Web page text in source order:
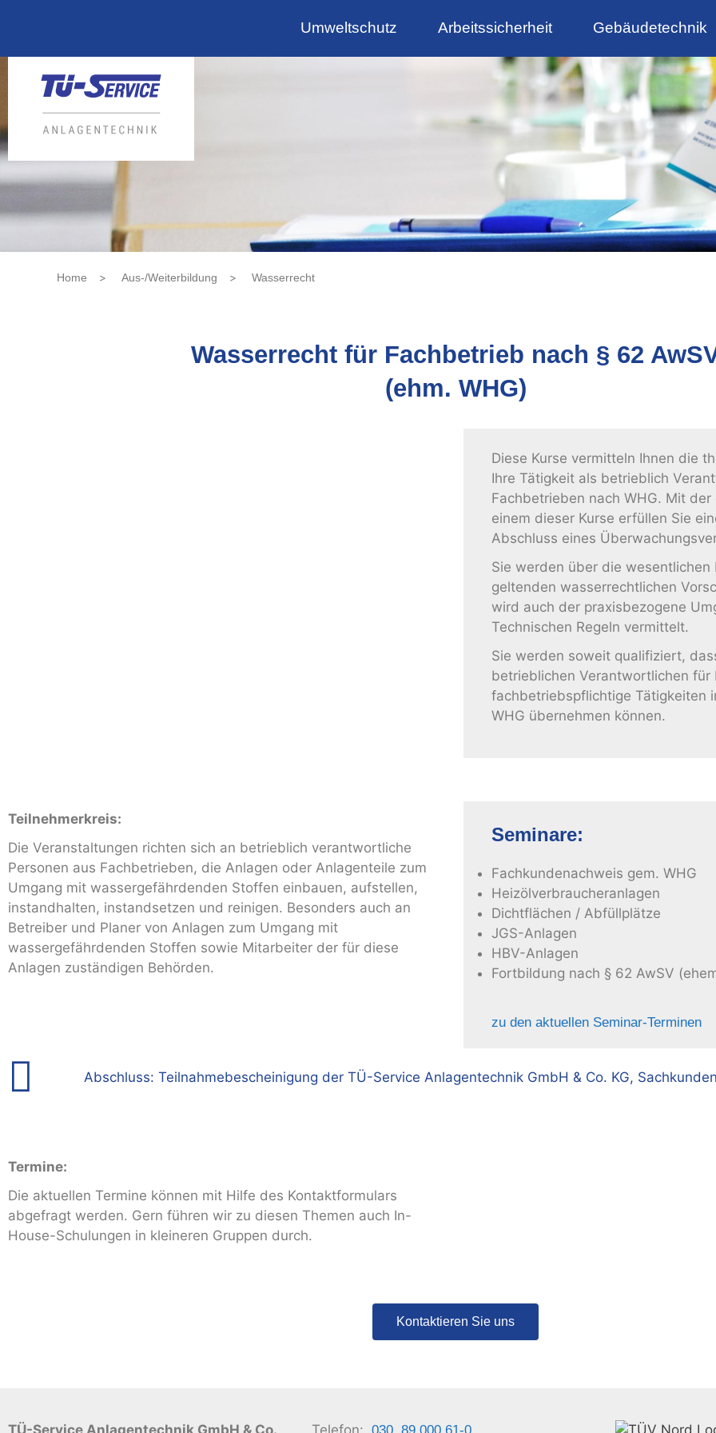
Umweltschutz Arbeitssicherheit Gebäudetechnik
Home > Aus-/Weiterbildung > Wasserrecht
Wasserrecht für Fachbetrieb nach § 62
(ehm. WHG)
Diese Kurse vermitteln Ihnen die
Ihre Tätigkeit als betrieblich
Fachbetrieben nach WHG. Mit
einem dieser Kurse erfüllen Sie
Abschluss eines
Sie werden über die
geltenden wasserrechtlichen
wird auch der praxisbezogene
Technischen Regeln vermittelt.
Sie werden soweit qualifiziert,
betrieblichen Verantwortlichen für
fachbetriebspflichtige Tätigkeiten
WHG übernehmen können.
Teilnehmerkreis:
Die Veranstaltungen richten sich an betrieblich verantwortliche
Personen aus Fachbetrieben, die Anlagen oder Anlagenteile zum
Umgang mit wassergefährdenden Stoffen einbauen, aufstellen,
instandhalten, instandsetzen und reinigen. Besonders auch an
Betreiber und Planer von Anlagen zum Umgang mit
wassergefährdenden Stoffen sowie Mitarbeiter der für diese
Anlagen zuständigen Behörden.
Seminare:
Fachkundenachweis gem. WHG
Heizölverbraucheranlagen
Dichtflächen / Abfüllplätze
JGS-Anlagen
HBV-Anlagen
Fortbildung nach § 62 AwSV
zu den aktuellen Seminar-Terminen
Abschluss: Teilnahmebescheinigung der TÜ-Service Anlagentechnik GmbH & Co. KG,
Termine:
Die aktuellen Termine können mit Hilfe des Kontaktformulars
abgefragt werden. Gern führen wir zu diesen Themen auch In-
House-Schulungen in kleineren Gruppen durch.
Kontaktieren Sie uns
TÜ-Service Anlagentechnik GmbH & Co. Telefon: